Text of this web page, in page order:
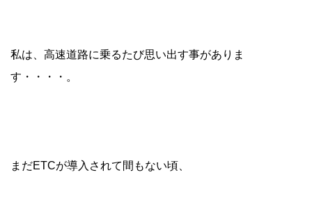
私は、高速道路に乗るたび思い出す事がありま
す・・・・。
まだETCが導入されて間もない頃、